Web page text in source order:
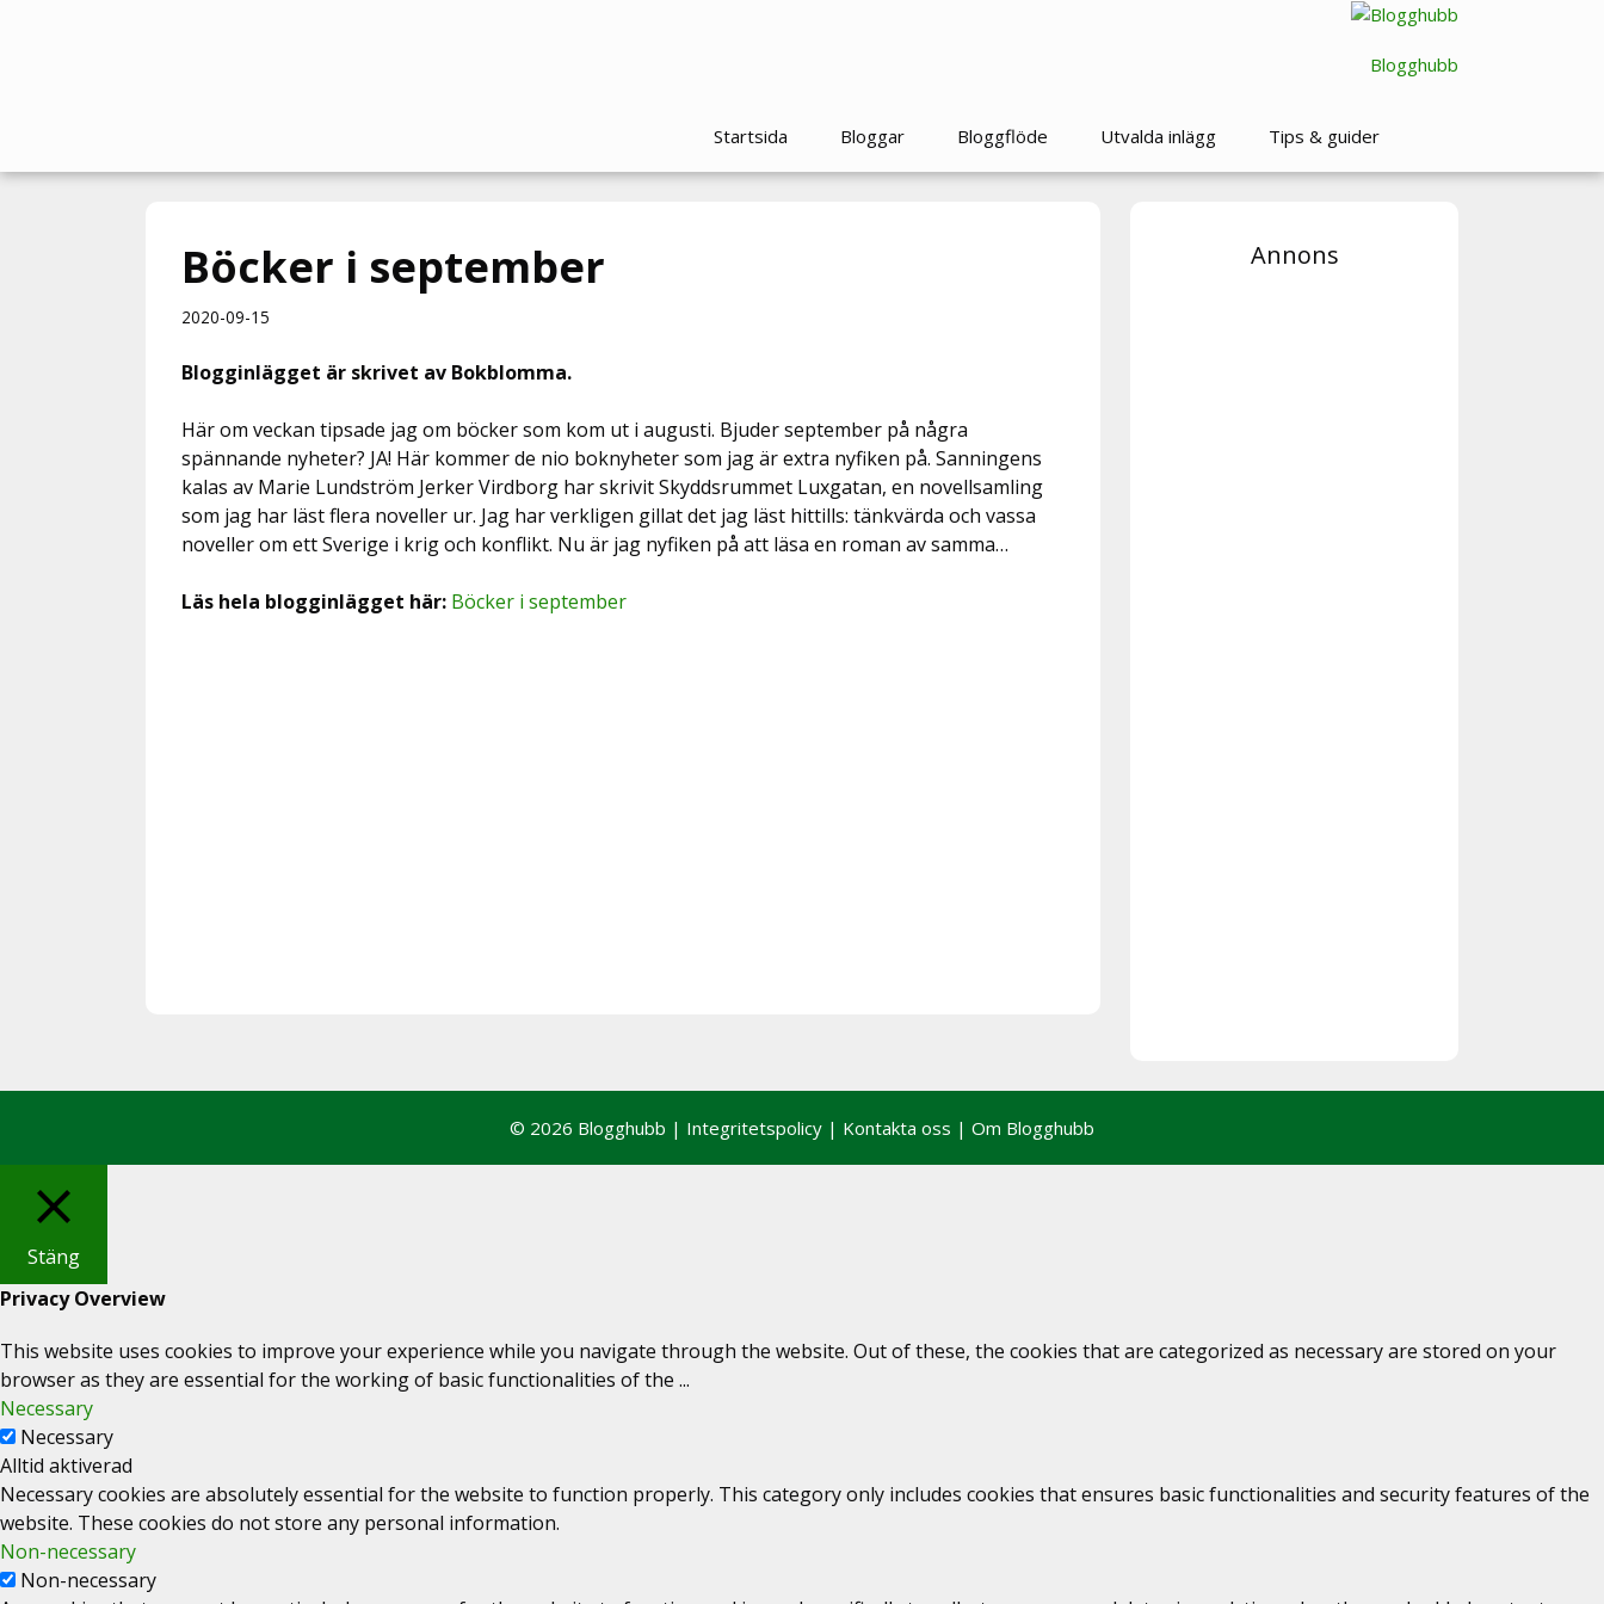
Blogghubb
Startsida Bloggar Bloggflöde Utvalda inlägg Tips & guider
Böcker i september
2020-09-15
Blogginlägget är skrivet av Bokblomma.
Här om veckan tipsade jag om böcker som kom ut i augusti. Bjuder september på några
spännande nyheter? JA! Här kommer de nio boknyheter som jag är extra nyfiken på. Sanningens
kalas av Marie Lundström Jerker Virdborg har skrivit Skyddsrummet Luxgatan, en novellsamling
som jag har läst flera noveller ur. Jag har verkligen gillat det jag läst hittills: tänkvärda och vassa
noveller om ett Sverige i krig och konflikt. Nu är jag nyfiken på att läsa en roman av samma…
Läs hela blogginlägget här: Böcker i september
Annons
© 2026 Blogghubb | Integritetspolicy | Kontakta oss | Om Blogghubb
Stäng
Privacy Overview
This website uses cookies to improve your experience while you navigate through the website. Out of these, the cookies that are categorized as necessary are stored on your
browser as they are essential for the working of basic functionalities of the ...
Necessary
Necessary
Alltid aktiverad
Necessary cookies are absolutely essential for the website to function properly. This category only includes cookies that ensures basic functionalities and security features of the
website. These cookies do not store any personal information.
Non-necessary
Non-necessary